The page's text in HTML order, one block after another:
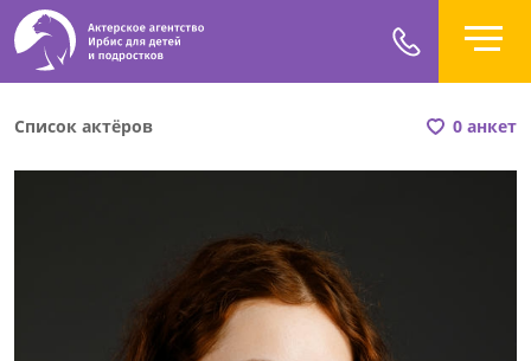
Список актёров 0 анкет